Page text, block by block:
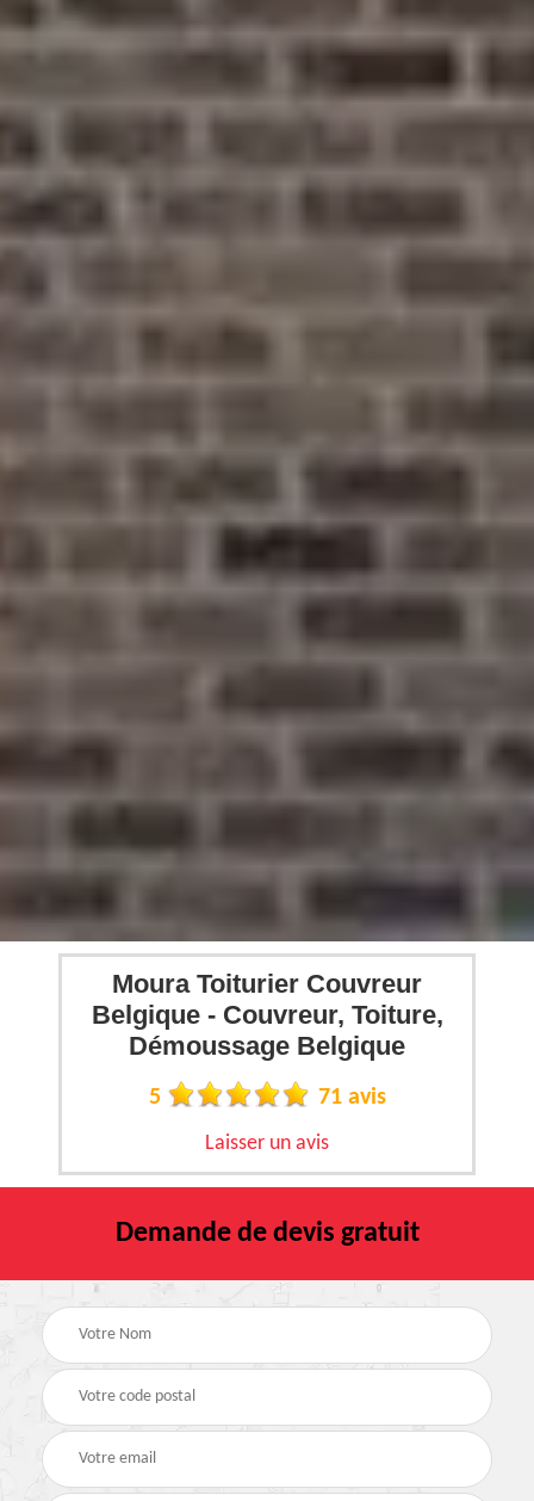
Moura Toiturier Couvreur
Belgique - Couvreur, Toiture,
Démoussage Belgique
5 71 avis
Laisser un avis
Demande de devis gratuit